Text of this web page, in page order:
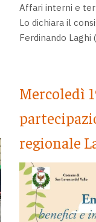
Affari interni e
Lo dichiara il
Ferdinando Laghi
Mercoledì
regionale